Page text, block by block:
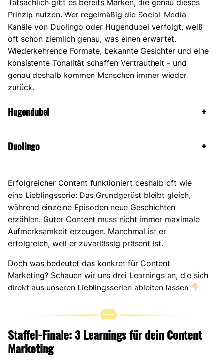
Tatsächlich gibt es bereits Marken, die genau dieses
Prinzip nutzen. Wer regelmäßig die Social-Media-
Kanäle von Duolingo oder Hugendubel verfolgt, weiß
oft schon ziemlich genau, was einen erwartet.
Wiederkehrende Formate, bekannte Gesichter und eine
konsistente Tonalität schaffen Vertrautheit – und
genau deshalb kommen Menschen immer wieder
zurück.
Hugendubel +
Duolingo +
Erfolgreicher Content funktioniert deshalb oft wie
eine Lieblingsserie: Das Grundgerüst bleibt gleich,
während einzelne Episoden neue Geschichten
erzählen. Guter Content muss nicht immer maximale
Aufmerksamkeit erzeugen. Manchmal ist er
erfolgreich, weil er zuverlässig präsent ist.
Doch was bedeutet das konkret für Content
Marketing? Schauen wir uns drei Learnings an, die sich
direkt aus unseren Lieblingsserien ableiten lassen
Staffel-Finale: 3 Learnings für dein Content
Marketing